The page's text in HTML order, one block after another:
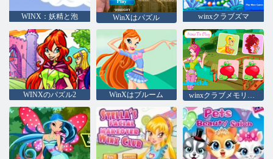
WINX：妖精と泡 WinXはパズル winxクラブズマ
WINXのパズル2 WinXはブルーム winxクラブメモリアルトリック